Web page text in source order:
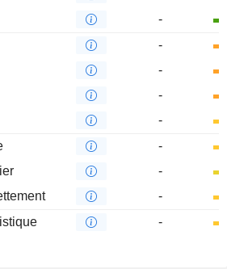
-
-
-
-
-
-
-
-
-